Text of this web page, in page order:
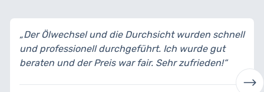
„Der Ölwechsel und die Durchsicht wurden schnell
und professionell durchgeführt. Ich wurde gut
beraten und der Preis war fair. Sehr zufrieden!“